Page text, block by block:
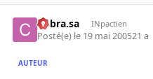
Cobra.sa INpactien
Posté(e) le 19 mai 200521 a
AUTEUR